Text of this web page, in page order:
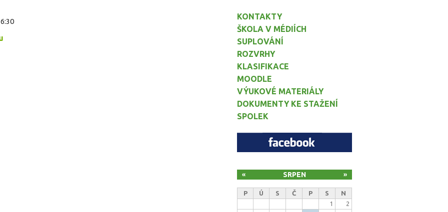
KONTAKTY
ŠKOLA V MÉDIÍCH
SUPLOVÁNÍ
ROZVRHY
KLASIFIKACE
MOODLE
VÝUKOVÉ MATERIÁLY
DOKUMENTY KE STAŽENÍ
SPOLEK
SRPEN
« »
P Ú S Č P S
N
1
2